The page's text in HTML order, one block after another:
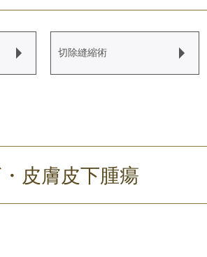
切除縫縮術
皮膚皮下腫瘍